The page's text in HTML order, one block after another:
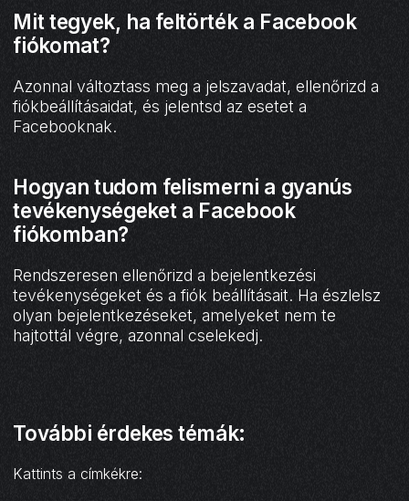
Mit tegyek, ha feltörték a Facebook
fiókomat?
Azonnal változtass meg a jelszavadat, ellenőrizd a
fiókbeállításaidat, és jelentsd az esetet a
Facebooknak.
Hogyan tudom felismerni a gyanús
tevékenységeket a Facebook
fiókomban?
Rendszeresen ellenőrizd a bejelentkezési
tevékenységeket és a fiók beállításait. Ha észlelsz
olyan bejelentkezéseket, amelyeket nem te
hajtottál végre, azonnal cselekedj.
További érdekes témák:
Kattints a címkékre: